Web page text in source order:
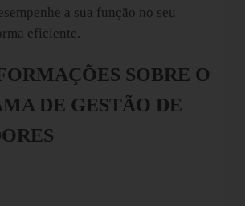
a sua função no seu
eficiente.
SOBRE O
DE GESTÃO DE